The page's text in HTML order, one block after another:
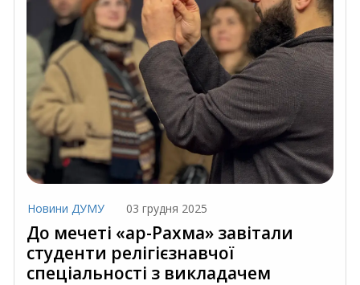
Новини ДУМУ 03 грудня 2025
До мечеті «ар-Рахма» завітали
студенти релігієзнавчої
спеціальності з викладачем